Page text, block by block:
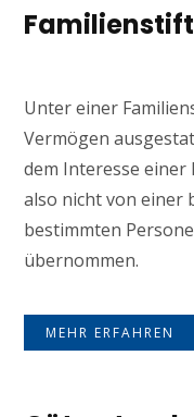
Unter einer
Vermögen
dem Interesse einer
also nicht von einer
bestimmten
übernommen.
MEHR ERFAHREN